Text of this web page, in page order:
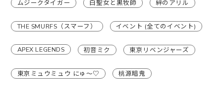
ムジークタイガー 白聖女と黒牧師 絆のアリル
THE SMURFS（スマーフ） イベント (全てのイベント)
APEX LEGENDS 初音ミク 東京リベンジャーズ
東京ミュウミュウ にゅ〜♡ 桃源暗鬼